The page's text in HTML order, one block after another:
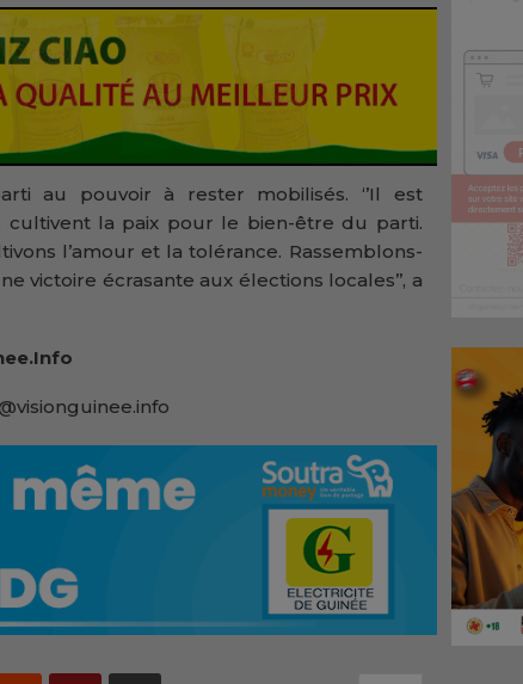
au pouvoir à rester mobilisés. ‘’Il est
cultivent la paix pour le bien-être du parti.
l’amour et la tolérance. Rassemblons-
victoire écrasante aux élections locales’’, a